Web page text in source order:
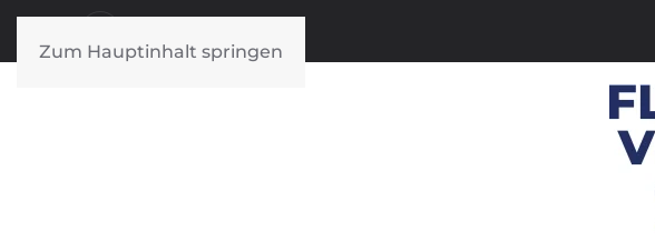
Zum Hauptinhalt springen